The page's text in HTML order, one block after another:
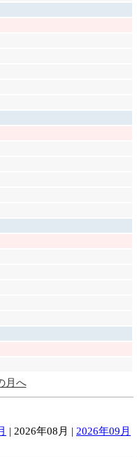
月へ
| 2026年08月 | 2026年09月